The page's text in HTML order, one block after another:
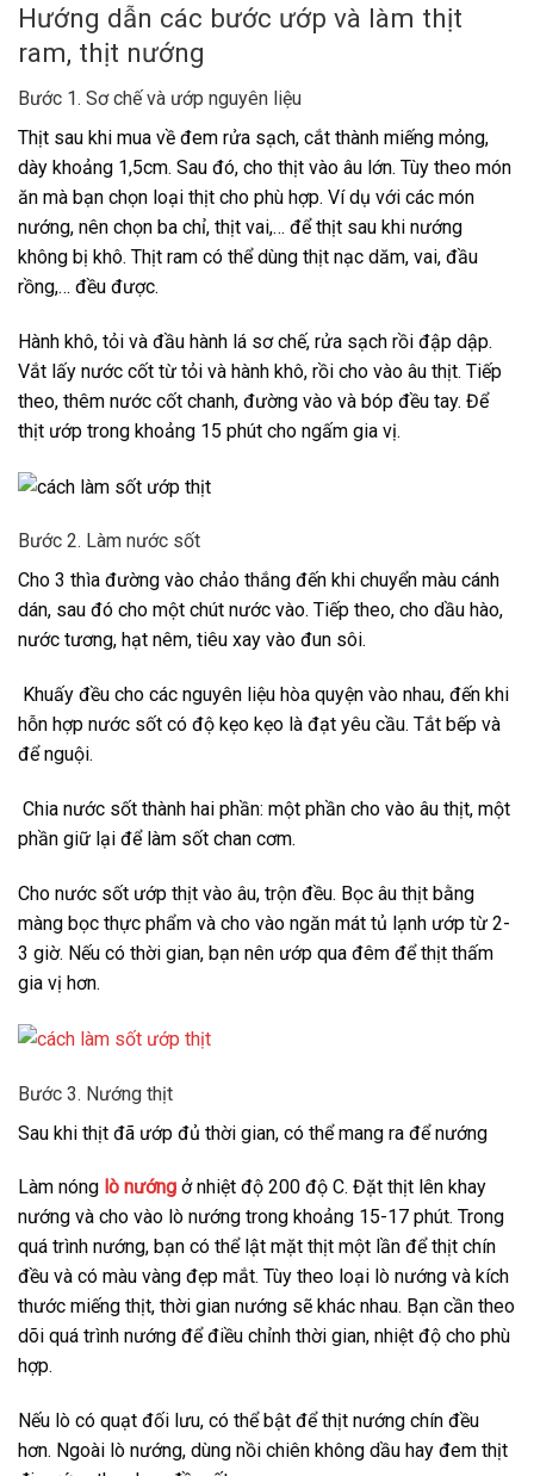
Hướng dẫn các bước ướp và làm thịt
ram, thịt nướng
Bước 1. Sơ chế và ướp nguyên liệu
Thịt sau khi mua về đem rửa sạch, cắt thành miếng mỏng,
dày khoảng 1,5cm. Sau đó, cho thịt vào âu lớn. Tùy theo món
ăn mà bạn chọn loại thịt cho phù hợp. Ví dụ với các món
nướng, nên chọn ba chỉ, thịt vai,… để thịt sau khi nướng
không bị khô. Thịt ram có thể dùng thịt nạc dăm, vai, đầu
rồng,… đều được.
Hành khô, tỏi và đầu hành lá sơ chế, rửa sạch rồi đập dập.
Vắt lấy nước cốt từ tỏi và hành khô, rồi cho vào âu thịt. Tiếp
theo, thêm nước cốt chanh, đường vào và bóp đều tay. Để
thịt ướp trong khoảng 15 phút cho ngấm gia vị.
Bước 2. Làm nước sốt
Cho 3 thìa đường vào chảo thắng đến khi chuyển màu cánh
dán, sau đó cho một chút nước vào. Tiếp theo, cho dầu hào,
nước tương, hạt nêm, tiêu xay vào đun sôi.
Khuấy đều cho các nguyên liệu hòa quyện vào nhau, đến khi
hỗn hợp nước sốt có độ kẹo kẹo là đạt yêu cầu. Tắt bếp và
để nguội.
Chia nước sốt thành hai phần: một phần cho vào âu thịt, một
phần giữ lại để làm sốt chan cơm.
Cho nước sốt ướp thịt vào âu, trộn đều. Bọc âu thịt bằng
màng bọc thực phẩm và cho vào ngăn mát tủ lạnh ướp từ 2-
3 giờ. Nếu có thời gian, bạn nên ướp qua đêm để thịt thấm
gia vị hơn.
Bước 3. Nướng thịt
Sau khi thịt đã ướp đủ thời gian, có thể mang ra để nướng
Làm nóng lò nướng ở nhiệt độ 200 độ C. Đặt thịt lên khay
nướng và cho vào lò nướng trong khoảng 15-17 phút. Trong
quá trình nướng, bạn có thể lật mặt thịt một lần để thịt chín
đều và có màu vàng đẹp mắt. Tùy theo loại lò nướng và kích
thước miếng thịt, thời gian nướng sẽ khác nhau. Bạn cần theo
dõi quá trình nướng để điều chỉnh thời gian, nhiệt độ cho phù
hợp.
Nếu lò có quạt đối lưu, có thể bật để thịt nướng chín đều
hơn. Ngoài lò nướng, dùng nồi chiên không dầu hay đem thịt